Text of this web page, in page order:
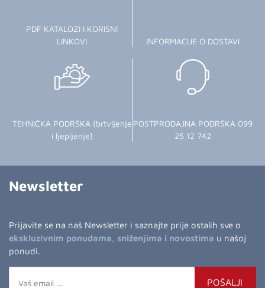
PDF KATALOZI I KORISNI
LINKOVI
INFORMACIJE O DOSTAVI
TEHNIČKA PODRŠKA (brtvljenje
i ljepljenje)
POSTPRODAJNA PODRŠKA 099
25 12 742
Newsletter
Prijavite se na naš Newsletter i saznajte prije ostalih sve o
ekskluzivnim ponudama, sniženjima i novostima u našoj
ponudi.
POŠALJI